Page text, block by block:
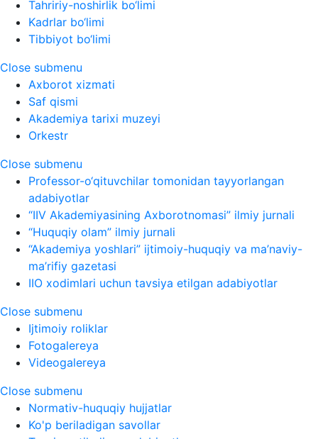
Tahririy-noshirlik bo‘limi
Kadrlar bo‘limi
Tibbiyot bo‘limi
Close submenu
Axborot xizmati
Saf qismi
Akademiya tarixi muzeyi
Orkestr
Close submenu
Professor-o‘qituvchilar tomonidan tayyorlangan
adabiyotlar
“IIV Akademiyasining Axborotnomasi” ilmiy jurnali
“Huquqiy olam” ilmiy jurnali
“Akademiya yoshlari” ijtimoiy-huquqiy va ma’naviy-
ma’rifiy gazetasi
IIO xodimlari uchun tavsiya etilgan adabiyotlar
Close submenu
Ijtimoiy roliklar
Fotogalereya
Videogalereya
Close submenu
Normativ-huquqiy hujjatlar
Ko'p beriladigan savollar